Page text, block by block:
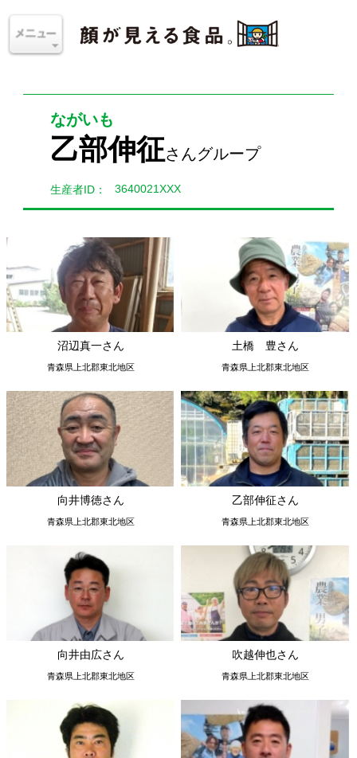
乙部伸征さんグループ
沼辺真一さん
青森県上北郡東北地区
土橋 豊さん
青森県上北郡東北地区
向井博徳さん
青森県上北郡東北地区
乙部伸征さん
青森県上北郡東北地区
向井由広さん
青森県上北郡東北地区
吹越伸也さん
青森県上北郡東北地区
甲地清輝さん
青森県上北郡東北地区
岡山寿治さん
青森県上北郡東北地区